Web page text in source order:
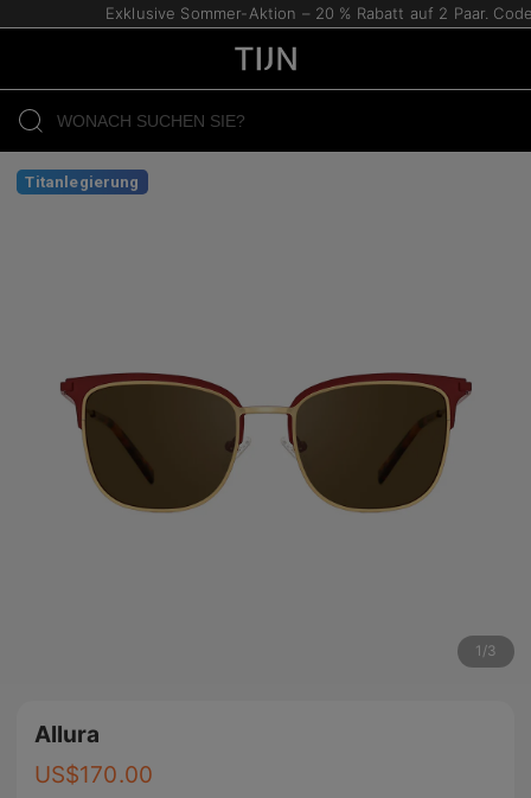
Exklusive Sommer-Aktion – 20 % Rabatt auf 2 Paar.
Titanlegierung
1 /3
Allura
US$170.00